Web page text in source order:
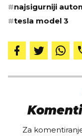
#najsigurniji
#tesla model 3
Za